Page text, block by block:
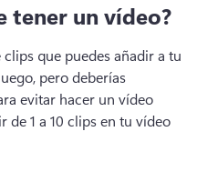
tener un vídeo?
que puedes añadir a tu
pero deberías
evitar hacer un vídeo
de 1 a 10 clips en tu vídeo